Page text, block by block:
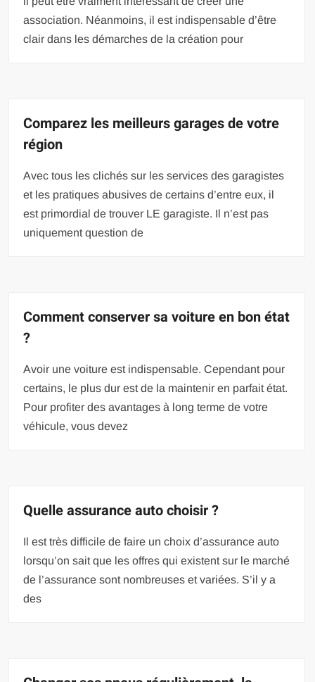
association. Néanmoins, il est indispensable d’être
clair dans les démarches de la création pour
Comparez les meilleurs garages de votre
région
Avec tous les clichés sur les services des garagistes
et les pratiques abusives de certains d’entre eux, il
est primordial de trouver LE garagiste. Il n’est pas
uniquement question de
Comment conserver sa voiture en bon état
?
Avoir une voiture est indispensable. Cependant pour
certains, le plus dur est de la maintenir en parfait état.
Pour profiter des avantages à long terme de votre
véhicule, vous devez
Quelle assurance auto choisir ?
Il est très difficile de faire un choix d’assurance auto
lorsqu’on sait que les offres qui existent sur le marché
de l’assurance sont nombreuses et variées. S’il y a
des